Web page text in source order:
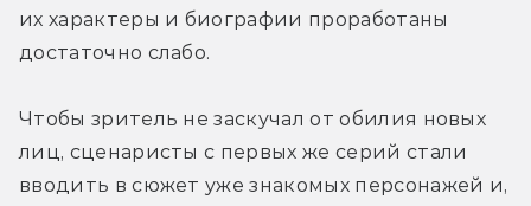
их характеры и биографии проработаны
достаточно слабо.
Чтобы зритель не заскучал от обилия новых
лиц, сценаристы с первых же серий стали
вводить в сюжет уже знакомых персонажей и,